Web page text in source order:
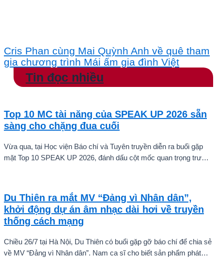
Cris Phan cùng Mai Quỳnh Anh về quê tham
gia chương trình Mái ấm gia đình Việt
Tin đọc nhiều
Top 10 MC tài năng của SPEAK UP 2026 sẵn
sàng cho chặng đua cuối
Vừa qua, tại Học viện Báo chí và Tuyên truyền diễn ra buổi gặp
mặt Top 10 SPEAK UP 2026, đánh dấu cột mốc quan trọng trước
Du Thiên ra mắt MV “Đảng vì Nhân dân”,
khởi động dự án âm nhạc dài hơi về truyền
thống cách mạng
Chiều 26/7 tại Hà Nội, Du Thiên có buổi gặp gỡ báo chí để chia sẻ
về MV “Đảng vì Nhân dân”. Nam ca sĩ cho biết sản phẩm phát